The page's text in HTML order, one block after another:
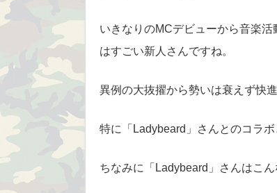
いきなりのMCデビューから音楽
はすごい新人さんですね。
異例の大抜擢から勢いは衰えず快
特に「Ladybeard」さんとのコラボ
ちなみに「Ladybeard」さんはこん